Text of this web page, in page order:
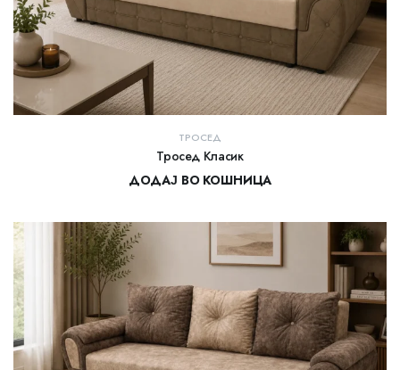
ТРОСЕД
Тросед Класик
ДОДАЈ ВО КОШНИЦА